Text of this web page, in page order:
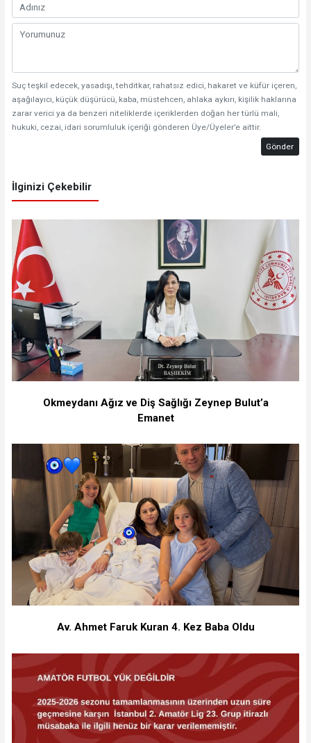
Suç teşkil edecek, yasadışı, tehditkar, rahatsız edici, hakaret ve küfür içeren,
aşağılayıcı, küçük düşürücü, kaba, müstehcen, ahlaka aykırı, kişilik haklarına
zarar verici ya da benzeri niteliklerde içeriklerden doğan her türlü mali,
hukuki, cezai, idari sorumluluk içeriği gönderen Üye/Üyeler’e aittir.
Gönder
İlginizi Çekebilir
Okmeydanı Ağız ve Diş Sağlığı Zeynep Bulut’a
Emanet
Av. Ahmet Faruk Kuran 4. Kez Baba Oldu